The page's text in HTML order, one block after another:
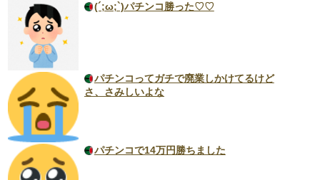
(´;ω;`)パチンコ勝った♡♡
パチンコってガチで廃業しかけてるけど
さ、さみしいよな
パチンコで14万円勝ちました